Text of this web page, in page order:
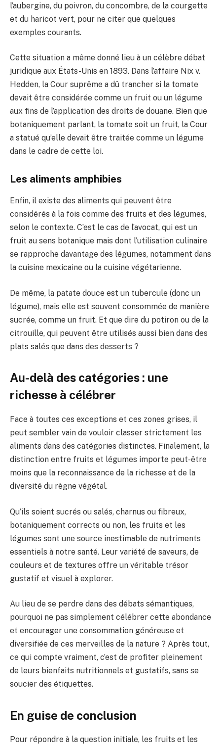
l’aubergine, du poivron, du concombre, de la courgette
et du haricot vert, pour ne citer que quelques
exemples courants.
Cette situation a même donné lieu à un célèbre débat
juridique aux États-Unis en 1893. Dans l’affaire Nix v.
Hedden, la Cour suprême a dû trancher si la tomate
devait être considérée comme un fruit ou un légume
aux fins de l’application des droits de douane. Bien que
botaniquement parlant, la tomate soit un fruit, la Cour
a statué qu’elle devait être traitée comme un légume
dans le cadre de cette loi.
Les aliments amphibies
Enfin, il existe des aliments qui peuvent être
considérés à la fois comme des fruits et des légumes,
selon le contexte. C’est le cas de l’avocat, qui est un
fruit au sens botanique mais dont l’utilisation culinaire
se rapproche davantage des légumes, notamment dans
la cuisine mexicaine ou la cuisine végétarienne.
De même, la patate douce est un tubercule (donc un
légume), mais elle est souvent consommée de manière
sucrée, comme un fruit. Et que dire du potiron ou de la
citrouille, qui peuvent être utilisés aussi bien dans des
plats salés que dans des desserts ?
Au-delà des catégories : une
richesse à célébrer
Face à toutes ces exceptions et ces zones grises, il
peut sembler vain de vouloir classer strictement les
aliments dans des catégories distinctes. Finalement, la
distinction entre fruits et légumes importe peut-être
moins que la reconnaissance de la richesse et de la
diversité du règne végétal.
Qu’ils soient sucrés ou salés, charnus ou fibreux,
botaniquement corrects ou non, les fruits et les
légumes sont une source inestimable de nutriments
essentiels à notre santé. Leur variété de saveurs, de
couleurs et de textures offre un véritable trésor
gustatif et visuel à explorer.
Au lieu de se perdre dans des débats sémantiques,
pourquoi ne pas simplement célébrer cette abondance
et encourager une consommation généreuse et
diversifiée de ces merveilles de la nature ? Après tout,
ce qui compte vraiment, c’est de profiter pleinement
de leurs bienfaits nutritionnels et gustatifs, sans se
soucier des étiquettes.
En guise de conclusion
Pour répondre à la question initiale, les fruits et les